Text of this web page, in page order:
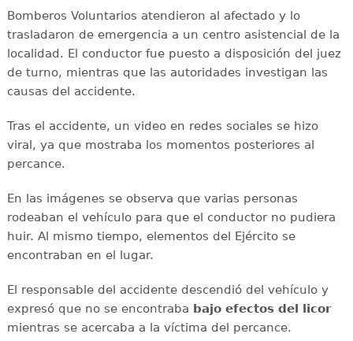
Bomberos Voluntarios atendieron al afectado y lo
trasladaron de emergencia a un centro asistencial de la
localidad. El conductor fue puesto a disposición del juez
de turno, mientras que las autoridades investigan las
causas del accidente.
Tras el accidente, un video en redes sociales se hizo
viral, ya que mostraba los momentos posteriores al
percance.
En las imágenes se observa que varias personas
rodeaban el vehículo para que el conductor no pudiera
huir. Al mismo tiempo, elementos del Ejército se
encontraban en el lugar.
El responsable del accidente descendió del vehículo y
expresó que no se encontraba bajo efectos del licor
mientras se acercaba a la víctima del percance.